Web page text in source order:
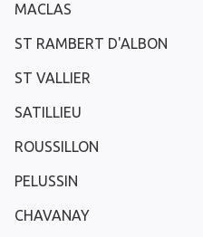
MACLAS
ST RAMBERT D'ALBON
ST VALLIER
SATILLIEU
ROUSSILLON
PELUSSIN
CHAVANAY